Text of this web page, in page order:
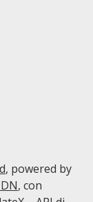
, powered by
, con